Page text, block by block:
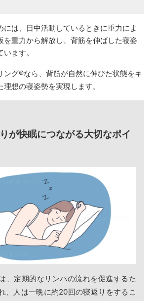
には、日中活動しているときに重力によ
を重力から解放し、背筋を伸ばした寝姿
ます。
ング®なら、背筋が自然に伸びた状態をキ
想の寝姿勢を実現します。
が快眠につながる大切なポイ
、定期的なリンパの流れを促進するた
、人は一晩に約20回の寝返りをするこ